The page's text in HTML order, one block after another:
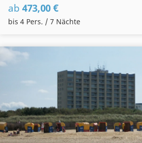
ab 473,00 €
bis 4 Pers. / 7 Nächte